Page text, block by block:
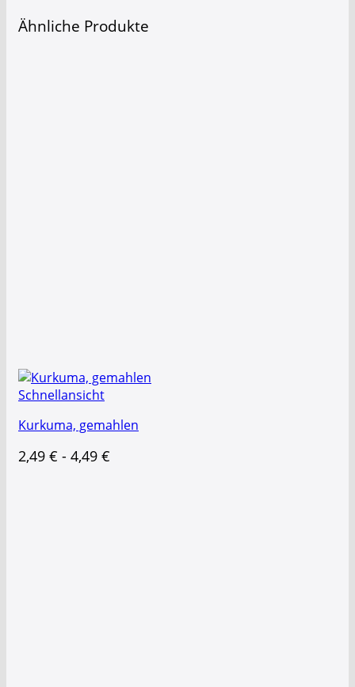
Ähnliche Produkte
Schnellansicht
Kurkuma, gemahlen
2,49 € - 4,49 €